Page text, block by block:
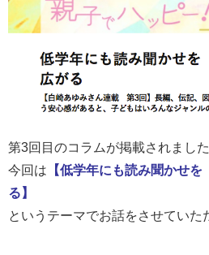
第3回目のコラムが掲載されました
今回は 【低学年にも読み聞かせ
る】
というテーマでお話をさせていた